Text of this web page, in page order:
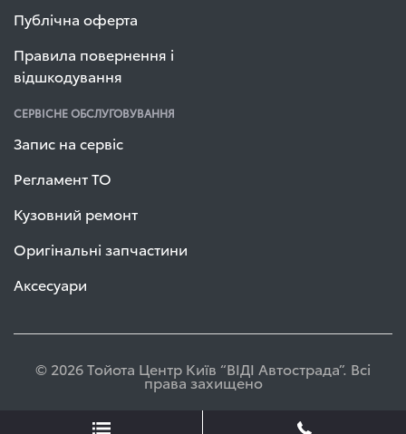
Публічна оферта
Правила повернення і
відшкодування
СЕРВІСНЕ ОБСЛУГОВУВАННЯ
Запис на сервіс
Регламент ТО
Кузовний ремонт
Оригінальні запчастини
Аксесуари
© 2026 Тойота Центр Київ “ВІДІ Автострада”. Всі
права захищено